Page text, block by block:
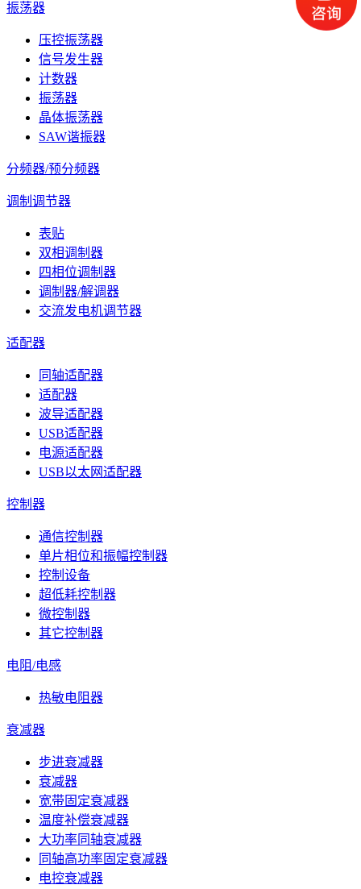
振荡器
压控振荡器
信号发生器
计数器
振荡器
晶体振荡器
SAW谐振器
分频器/预分频器
调制调节器
表贴
双相调制器
四相位调制器
调制器/解调器
交流发电机调节器
适配器
同轴适配器
适配器
波导适配器
USB适配器
电源适配器
USB以太网适配器
控制器
通信控制器
单片相位和振幅控制器
控制设备
超低耗控制器
微控制器
其它控制器
电阻/电感
热敏电阻器
衰减器
步进衰减器
衰减器
宽带固定衰减器
温度补偿衰减器
大功率同轴衰减器
同轴高功率固定衰减器
电控衰减器